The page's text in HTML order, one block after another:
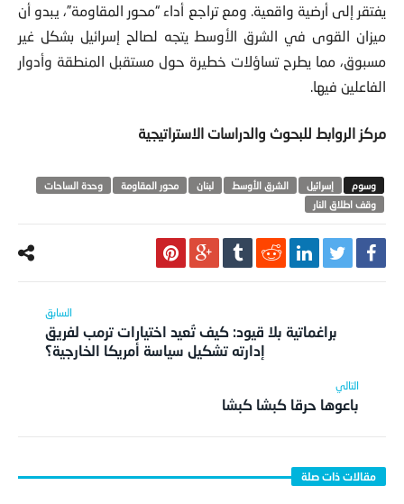
يفتقر إلى أرضية واقعية. ومع تراجع أداء “محور المقاومة”، يبدو أن
ميزان القوى في الشرق الأوسط يتجه لصالح إسرائيل بشكل غير
مسبوق، مما يطرح تساؤلات خطيرة حول مستقبل المنطقة وأدوار
الفاعلين فيها.
مركز الروابط للبحوث والدراسات الاستراتيجية
إسرائيل الشرق الأوسط لبنان محور المقاومة
وحدة الساحات
وقف اطلاق النار
براغماتية بلا قيود: كيف تُعيد اختيارات ترمب لفريق
إدارته تشكيل سياسة أمريكا الخارجية؟
باعوها حرقا كبشا كبشا